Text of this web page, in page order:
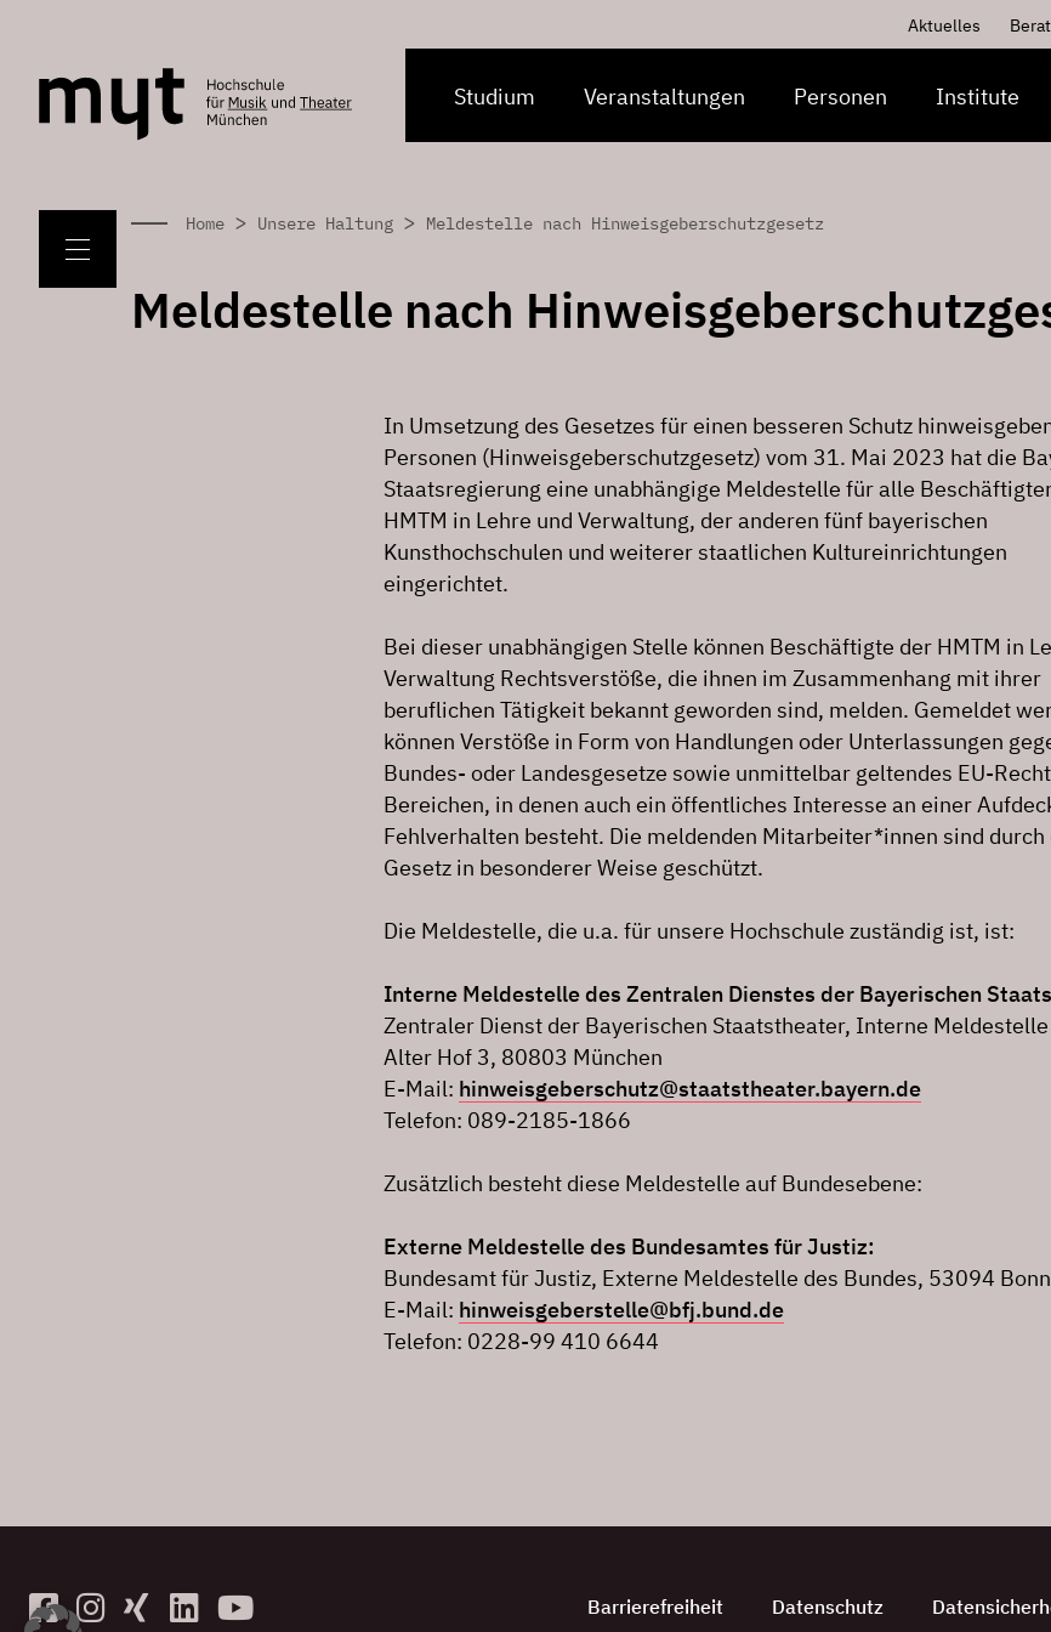
Aktuelles
Studium Veranstaltungen Personen Institute
Home > Unsere Haltung > Meldestelle nach Hinweisgeberschutzgesetz
Meldestelle nach
In Umsetzung des Gesetzes für einen besseren Schutz
Personen (Hinweisgeberschutzgesetz) vom 31. Mai 2023 hat die
Staatsregierung eine unabhängige Meldestelle für alle
HMTM in Lehre und Verwaltung, der anderen fünf bayerischen
Kunsthochschulen und weiterer staatlichen Kultureinrichtungen
eingerichtet.
Bei dieser unabhängigen Stelle können Beschäftigte der HMTM in
Verwaltung Rechtsverstöße, die ihnen im Zusammenhang mit ihrer
beruflichen Tätigkeit bekannt geworden sind, melden. Gemeldet
können Verstöße in Form von Handlungen oder Unterlassungen
Bundes- oder Landesgesetze sowie unmittelbar geltendes EU-
Bereichen, in denen auch ein öffentliches Interesse an einer
Fehlverhalten besteht. Die meldenden Mitarbeiter*innen sind durch
Gesetz in besonderer Weise geschützt.
Die Meldestelle, die u.a. für unsere Hochschule zuständig ist, ist:
Interne Meldestelle des Zentralen Dienstes der Bayerischen
Zentraler Dienst der Bayerischen Staatstheater, Interne Meldestelle
Alter Hof 3, 80803 München
E-Mail: hinweisgeberschutz@staatstheater.bayern.de
Telefon: 089-2185-1866
Zusätzlich besteht diese Meldestelle auf Bundesebene:
Externe Meldestelle des Bundesamtes für Justiz:
Bundesamt für Justiz, Externe Meldestelle des Bundes, 53094 Bonn
E-Mail: hinweisgeberstelle@bfj.bund.de
Telefon: 0228-99 410 6644
Barrierefreiheit Datenschutz